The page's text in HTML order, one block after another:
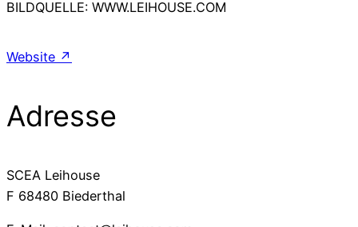
BILDQUELLE: WWW.LEIHOUSE.COM
Website ↗
Adresse
SCEA Leihouse
F 68480 Biederthal